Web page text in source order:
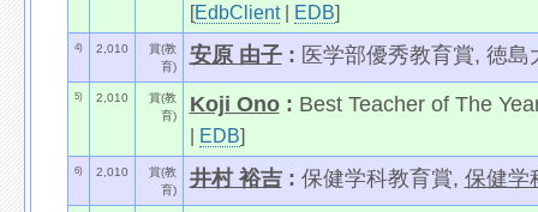
[EdbClient| EDB]
4) 2,010
賞(教
育)
安原 由子: 医学部優秀教育賞, 徳
5) 2,010
賞(教
育)
Koji Ono: Best Teacher of The
| EDB]
6) 2,010
賞(教
育)
井村 裕吉: 保健学科教育賞, 保健学